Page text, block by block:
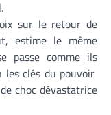
sur le retour de
estime le même
passe comme ils
les clés du pouvoir
choc dévastatrice